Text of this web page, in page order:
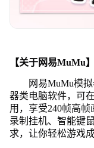
【关于网易MuMu】
网易MuMu模
器类电脑软件，可
用，享受240帧高
录制挂机、智能键
求，让你轻松游戏